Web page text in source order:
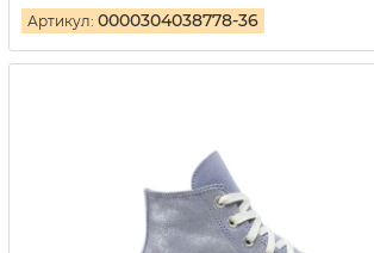
Артикул: 0000304038778-36